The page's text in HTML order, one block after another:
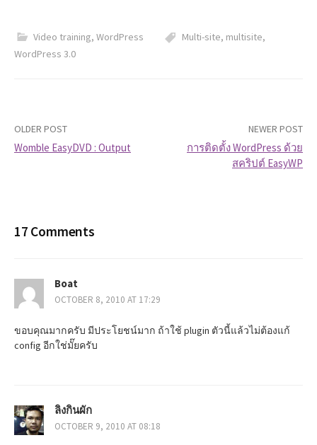
Video training, WordPress Multi-site, multisite,
WordPress 3.0
s
n
v
g
a
OLDER POST
Womble EasyDVD : Output
NEWER POST
การติดตั้ง WordPress ด้วย
สคริปต์ EasyWP
17 Comments
Boat
OCTOBER 8, 2010 AT 17:29
ขอบคุณมากครับ มีประโยชน์มาก ถ้าใช้ plugin ตัวนี้แล้วไม่ต้องแก้
config อีกใช่มั๊ยครับ
ลิงกินผัก
OCTOBER 9, 2010 AT 08:18